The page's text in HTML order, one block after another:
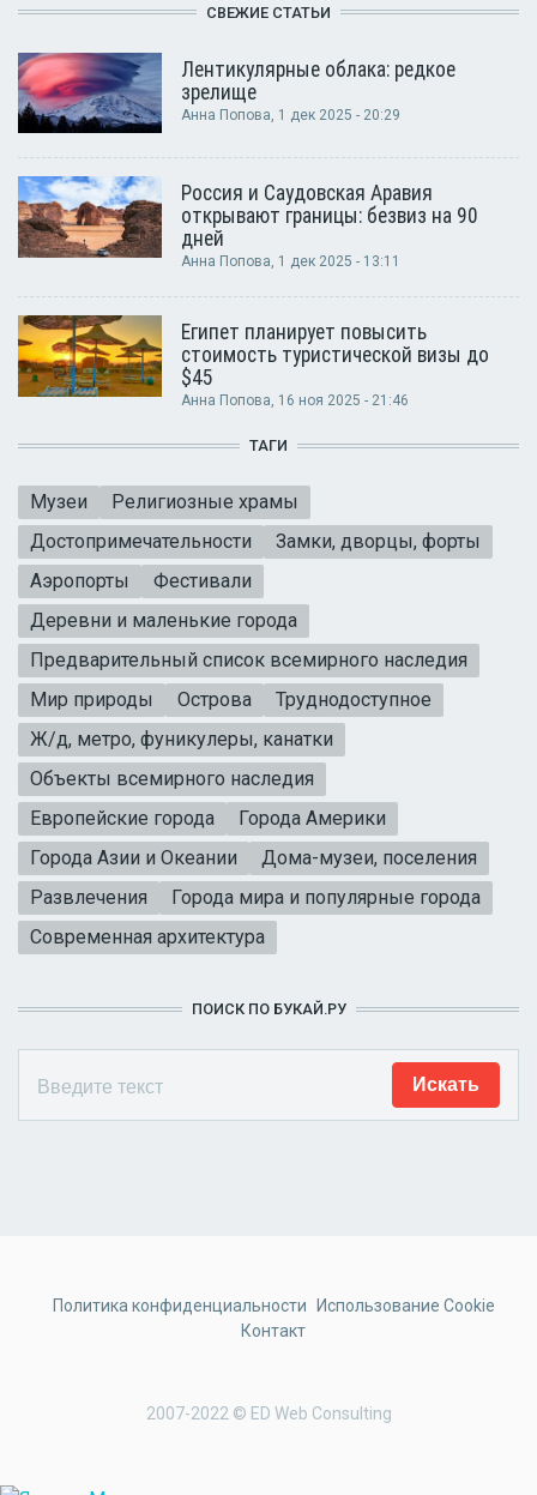
СВЕЖИЕ СТАТЬИ
Лентикулярные облака: редкое
зрелище
Анна Попова , 1 дек 2025 - 20:29
Россия и Саудовская Аравия
открывают границы: безвиз на 90
дней
Анна Попова, 1 дек 2025 - 13:11
Египет планирует повысить
стоимость туристической визы до
$45
Анна Попова, 16 ноя 2025 - 21:46
ТАГИ
Музеи
Религиозные храмы
Достопримечательности
Замки, дворцы, форты
Аэропорты
Фестивали
Деревни и маленькие города
Предварительный список всемирного наследия
Мир природы
Острова
Труднодоступное
Ж/д, метро, фуникулеры, канатки
Объекты всемирного наследия
Европейские города
Города Америки
Города Азии и Океании
Дома-музеи, поселения
Развлечения
Города мира и популярные города
Современная архитектура
ПОИСК ПО БУКАЙ.РУ
2007-2022 © ED Web Consulting
Политика конфиденциальности
Использование Cookie
Контакт